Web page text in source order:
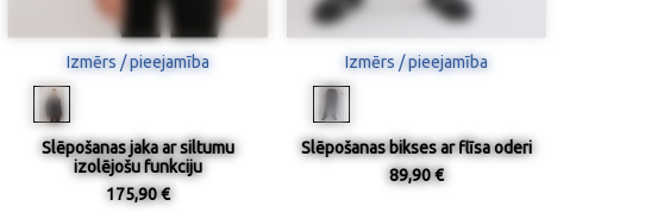
Izmērs / pieejamība
Slēpošanas jaka ar siltumu
izolējošu funkciju
175,90 €
Izmērs / pieejamība
Slēpošanas bikses ar flīsa oderi
89,90 €